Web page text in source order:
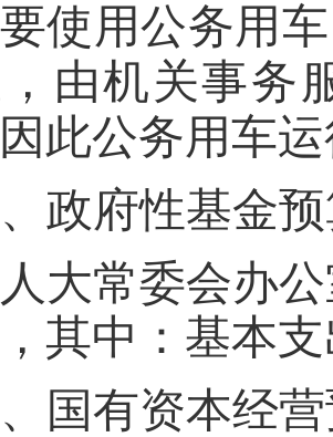
使用公务用车
由机关事务
此公务用车
政府性基金
大常委会办
其中：基本
国有资本经